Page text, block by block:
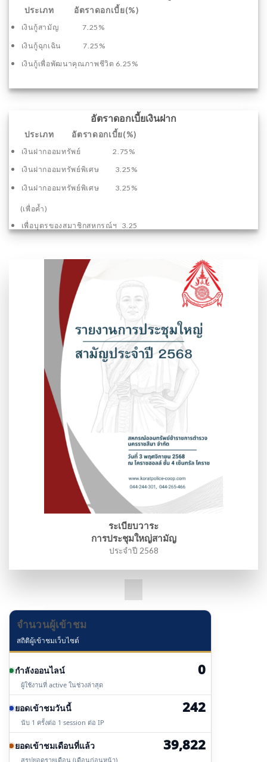
ประเภท อัตราดอกเบี้ย(%)
เงินกู้สามัญ 7.25%
เงินกู้ฉุกเฉิน 7.25%
เงินกู้เพื่อพัฒนาคุณภาพชีวิต 6.25%
อัตราดอกเบี้ยเงินฝาก
ประเภท อัตราดอกเบี้ย(%)
เงินฝากออมทรัพย์ 2.75%
เงินฝากออมทรัพย์พิเศษ 3.25%
เงินฝากออมทรัพย์พิเศษ 3.25%
(เพื่อค้ำ)
เพื่อบุตรของสมาชิกสหกรณ์ฯ 3.25
ระเบียบวาระ
การประชุมใหญ่สามัญ
ประจำปี 2568
จำนวนผู้เข้าชม
สถิติผู้เข้าชมเว็บไซต์
กำลังออนไลน์ 0
ผู้ใช้งานที่ active ในช่วงล่าสุด
ยอดเข้าชมวันนี้ 242
นับ 1 ครั้งต่อ 1 session ต่อ IP
ยอดเข้าชมเดือนที่แล้ว 39,822
สรุปยอดรายเดือน (เดือนก่อนหน้า)